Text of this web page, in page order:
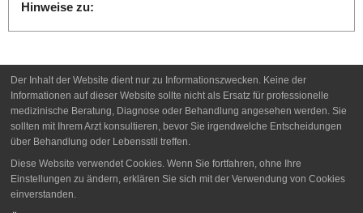
Hinweise zu:
Der Inhalt der Website dient nur zu Informationszwecken. Keine der
Informationen auf dieser Website sollte nicht als Ersatz für professionelle
medizinische Beratung, Diagnose oder Behandlung angesehen werden. Sie
sollten mit Ihrem Arzt konsultieren, bevor Sie irgendwelche Entscheidungen
über Behandlung oder Lebensstil treffen.
Diese Website verwendet Cookies. Wenn Sie fortfahren, ohne Ihre
Einstellungen zu ändern, erklären Sie sich mit der Verwendung von Cookies
einverstanden.